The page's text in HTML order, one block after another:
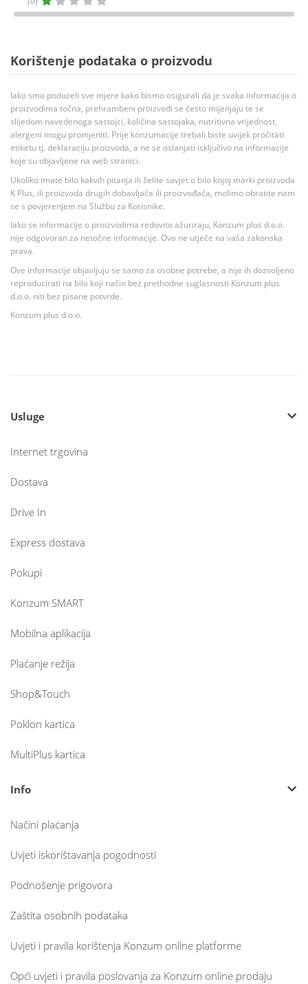
Korištenje podataka o proizvodu
Iako smo poduzeli sve mjere kako bismo osigurali da je svaka informacija o
proizvodima točna, prehrambeni proizvodi se često mijenjaju te se
slijedom navedenoga sastojci, količina sastojaka, nutritivna vrijednost,
alergeni mogu promjeniti. Prije konzumacije trebali biste uvijek pročitati
etiketu tj. deklaraciju proizvoda, a ne se oslanjati isključivo na informacije
koje su objavljene na web stranici.
Ukoliko imate bilo kakvih pitanja ili želite savjet o bilo kojoj marki proizvoda
K Plus, ili proizvoda drugih dobavljača ili proizvođača, molimo obratite nam
se s povjerenjem na Službu za Korisnike.
Iako se informacije o proizvodima redovito ažuriraju, Konzum plus d.o.o.
nije odgovoran za netočne informacije. Ovo ne utječe na vaša zakonska
prava.
Ove informacije objavljuju se samo za osobne potrebe, a nije ih dozvoljeno
reproducirati na bilo koji način bez prethodne suglasnosti Konzum plus
d.o.o. niti bez pisane potvrde.
Konzum plus d.o.o.
Usluge
Internet trgovina
Dostava
Drive In
Express dostava
Pokupi
Konzum SMART
Mobilna aplikacija
Plaćanje režija
Shop&Touch
Poklon kartica
MultiPlus kartica
Info
Načini plaćanja
Uvjeti iskorištavanja pogodnosti
Podnošenje prigovora
Zaštita osobnih podataka
Uvjeti i pravila korištenja Konzum online platforme
Opći uvjeti i pravila poslovanja za Konzum online prodaju